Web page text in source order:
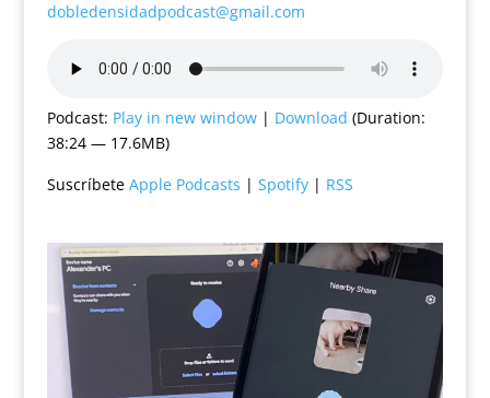
dobledensidadpodcast@gmail.com
Podcast: Play in new window| Download (Duration:
38:24 — 17.6MB)
Suscríbete Apple Podcasts | Spotify| RSS